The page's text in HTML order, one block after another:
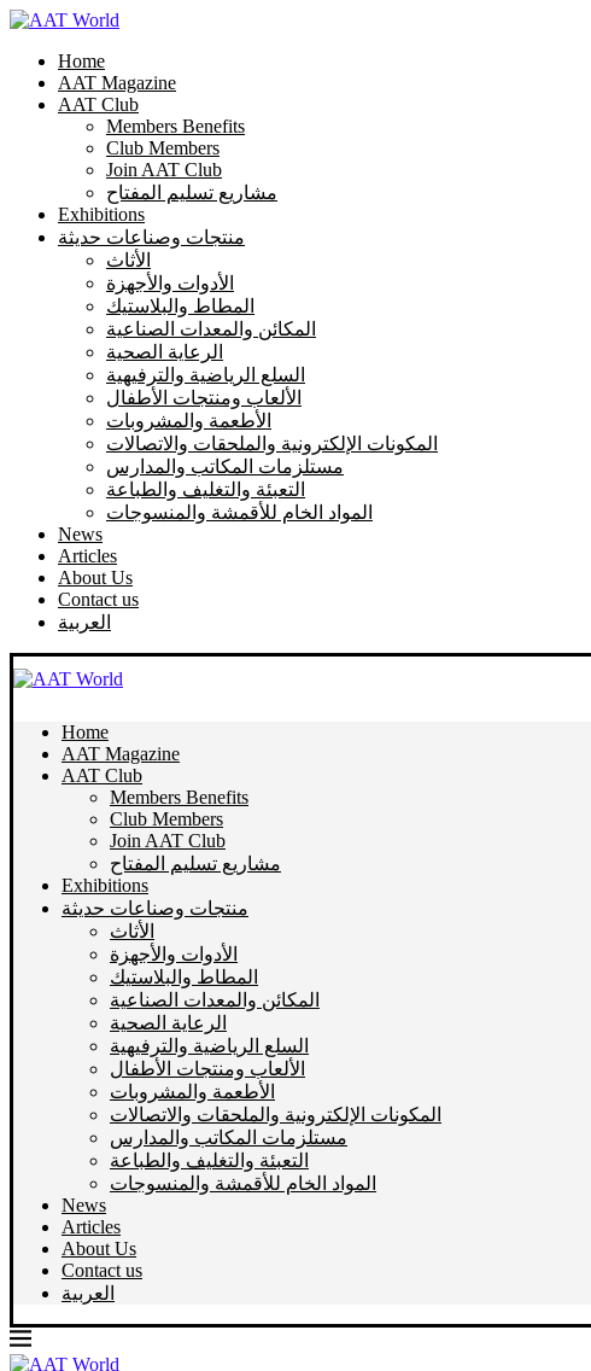
Home
AAT Magazine
AAT Club
Members Benefits
Club Members
Join AAT Club
مشاريع تسليم المفتاح
Exhibitions
منتجات وصناعات حديثة
الأثاث
الأدوات والأجهزة
المطاط والبلاستيك
المكائن والمعدات الصناعية
الرعاية الصحية
السلع الرياضية والترفيهية
الألعاب ومنتجات الأطفال
الأطعمة والمشروبات
المكونات الإلكترونية والملحقات والاتصالات
مستلزمات المكاتب والمدارس
التعبئة والتغليف والطباعة
المواد الخام للأقمشة والمنسوجات
News
Articles
About Us
Contact us
العربية
Home
AAT Magazine
AAT Club
Members Benefits
Club Members
Join AAT Club
مشاريع تسليم المفتاح
Exhibitions
منتجات وصناعات حديثة
الأثاث
الأدوات والأجهزة
المطاط والبلاستيك
المكائن والمعدات الصناعية
الرعاية الصحية
السلع الرياضية والترفيهية
الألعاب ومنتجات الأطفال
الأطعمة والمشروبات
المكونات الإلكترونية والملحقات والاتصالات
مستلزمات المكاتب والمدارس
التعبئة والتغليف والطباعة
المواد الخام للأقمشة والمنسوجات
News
Articles
About Us
Contact us
العربية